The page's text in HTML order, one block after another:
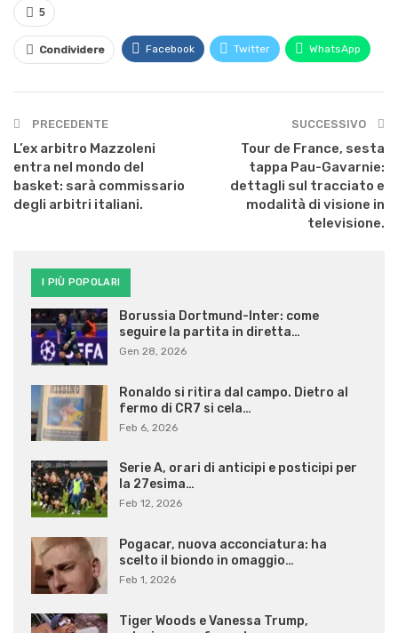
5
Condividere Facebook Twitter WhatsApp
PRECEDENTE
L’ex arbitro Mazzoleni
entra nel mondo del
basket: sarà commissario
degli arbitri italiani.
SUCCESSIVO
Tour de France, sesta
tappa Pau-Gavarnie:
dettagli sul tracciato e
modalità di visione in
televisione.
I PIÙ POPOLARI
Borussia Dortmund-Inter: come
seguire la partita in diretta…
Gen 28, 2026
Ronaldo si ritira dal campo. Dietro al
fermo di CR7 si cela…
Feb 6, 2026
Serie A, orari di anticipi e posticipi per
la 27esima…
Feb 12, 2026
Pogacar, nuova acconciatura: ha
scelto il biondo in omaggio…
Feb 1, 2026
Tiger Woods e Vanessa Trump,